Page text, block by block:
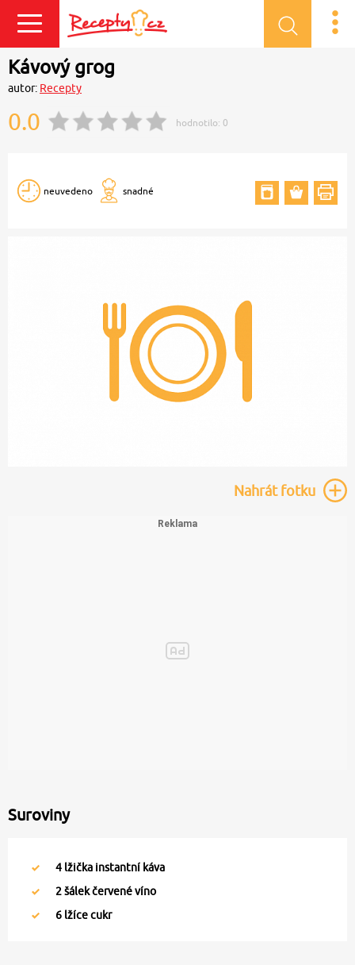
Přihlásit se
Kávový grog
autor: Recepty
0.0 hodnotilo: 0
neuvedeno snadné
Nahrátfotku
Suroviny
4 lžička instantní káva
2šálek červené víno
6 lžíce cukr